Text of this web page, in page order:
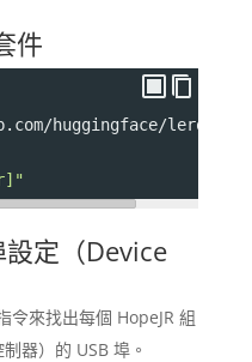
件
huggingface/
定（Device
令來找出每個 HopeJR 組
器）的 USB 埠。